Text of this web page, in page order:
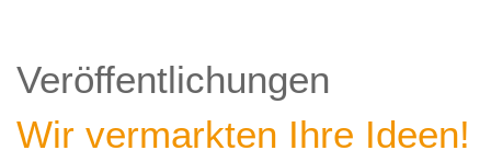
Veröffentlichungen
Wir vermarkten Ihre Ideen!